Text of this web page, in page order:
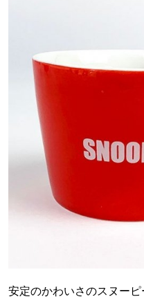
安定のかわいさのスヌーピ